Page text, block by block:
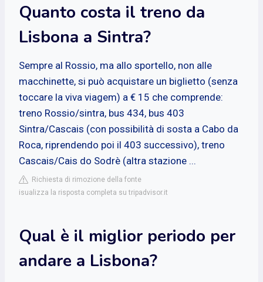
Quanto costa il treno da
Lisbona a Sintra?
Sempre al Rossio, ma allo sportello, non alle
macchinette, si può acquistare un biglietto (senza
toccare la viva viagem) a € 15 che comprende:
treno Rossio/sintra, bus 434, bus 403
Sintra/Cascais (con possibilità di sosta a Cabo da
Roca, riprendendo poi il 403 successivo), treno
Cascais/Cais do Sodrè (altra stazione ...
Richiesta di rimozione della fonte
isualizza la risposta completa su tripadvisor.it
Qual è il miglior periodo per
andare a Lisbona?